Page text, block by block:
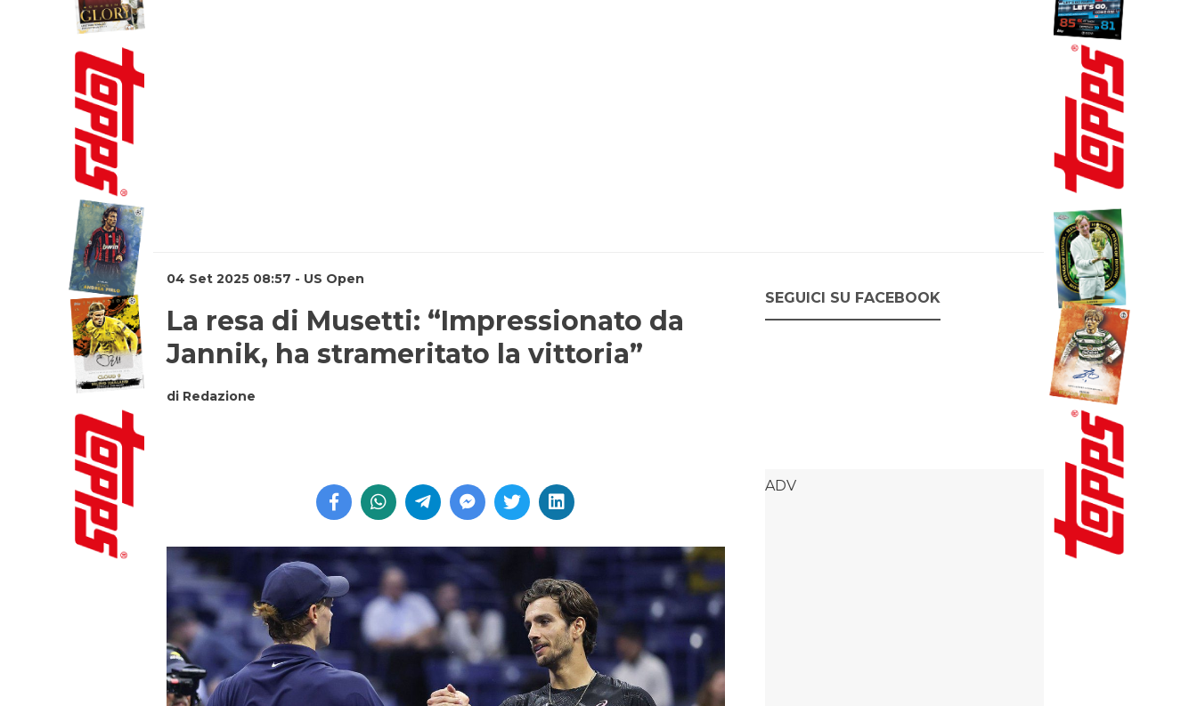
04 Set 2025 08:57 - US Open
La resa di Musetti: “Impressionato da
Jannik, ha strameritato la vittoria”
di Redazione
SEGUICI SU FACEBOOK